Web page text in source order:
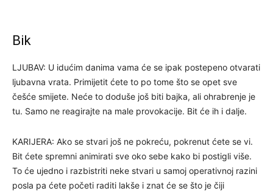
Bik
LJUBAV: U idućim danima vama će se ipak postepeno otvarati
ljubavna vrata. Primijetit ćete to po tome što se opet sve
češće smijete. Neće to doduše još biti bajka, ali ohrabrenje je
tu. Samo ne reagirajte na male provokacije. Bit će ih i dalje.
KARIJERA: Ako se stvari još ne pokreću, pokrenut ćete se vi.
Bit ćete spremni animirati sve oko sebe kako bi postigli više.
To će ujedno i razbistriti neke stvari u samoj operativnoj razini
posla pa ćete početi raditi lakše i znat će se što je čiji